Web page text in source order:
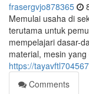
frasergvjo878365
Memulai usaha di
terutama untuk
mempelajari dasar-
material, mesin
https://
Comments